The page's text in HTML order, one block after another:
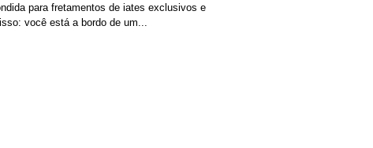
para fretamentos de iates exclusivos e
você está a bordo de um...